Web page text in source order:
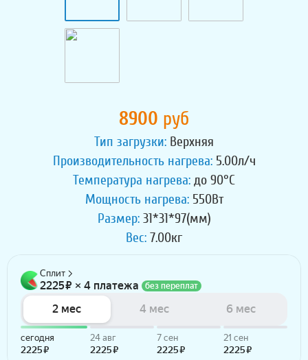
8900 руб
Тип загрузки: Верхняя
Производительность нагрева:5.00л/ч
Температура нагрева: до 90°C
Мощность нагрева:550Вт
Размер:31*31*97(мм)
Вес: 7.00кг